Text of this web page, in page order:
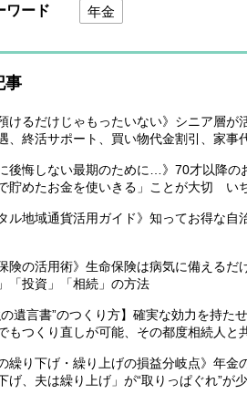
ワード 年金
事
預けるだけじゃもったいない》シニア層
、終活サポート、買い物代金割引、家事
に後悔しない最期のために…》70才以降
で貯めたお金を使いきる」ことが大切 い
タル地域通貨活用ガイド》知ってお得な
険の活用術》生命保険は病気に備える
「投資」「相続」の方法
の遺言書”のつくり方】確実な効力を持
もつくり直しが可能、その都度相続人と
の繰り下げ・繰り上げの損益分岐点》年
げ、夫は繰り上げ」が“取りっぱぐれ”が